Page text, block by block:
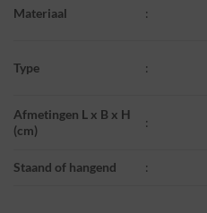
Materiaal :
Type :
Afmetingen L x B x H
(cm)
:
Staand of hangend :